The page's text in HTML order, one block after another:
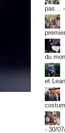
pas…
du
et
- 30/